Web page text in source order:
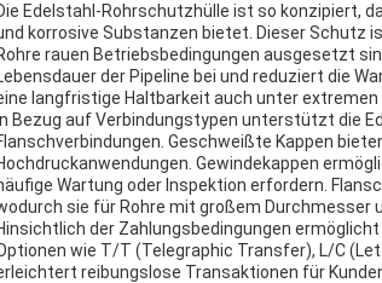
Edelstahl-Rohrschutzhülle ist so konzipiert,
korrosive Substanzen bietet. Dieser Schutz
rauen Betriebsbedingungen ausgesetzt
der Pipeline bei und reduziert die
langfristige Haltbarkeit auch unter extremen
Bezug auf Verbindungstypen unterstützt die
Geschweißte Kappen
Gewindekappen
Wartung oder Inspektion erfordern.
sie für Rohre mit großem Durchmesser
der Zahlungsbedingungen
wie T/T (Telegraphic Transfer), L/C
reibungslose Transaktionen für